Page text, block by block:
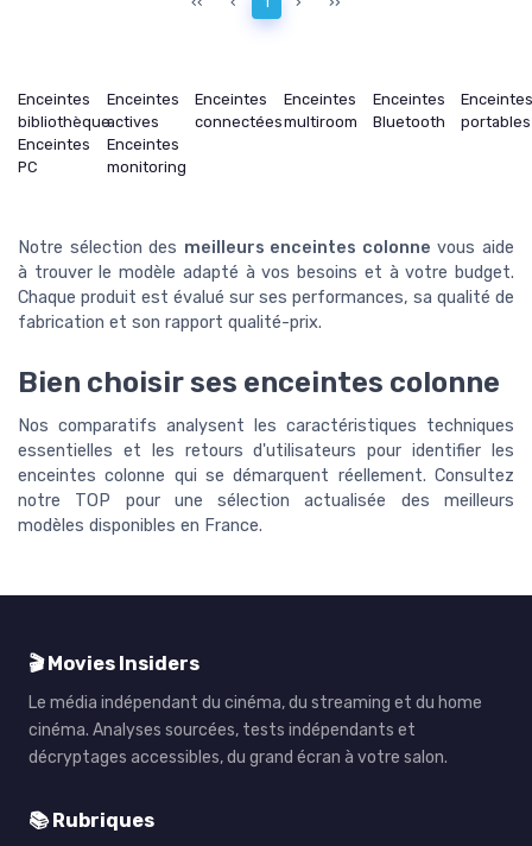
Enceintes
bibliothèque
Enceintes
actives
Enceintes
connectées
Enceintes
multiroom
Enceintes
Bluetooth
portables
Enceintes
PC
Enceintes
monitoring
Notre sélection des meilleurs enceintes colonne vous aide
à trouver le modèle adapté à vos besoins et à votre budget.
Chaque produit est évalué sur ses performances, sa qualité de
fabrication et son rapport qualité-prix.
Bien choisir ses enceintes colonne
Nos comparatifs analysent les caractéristiques techniques
essentielles et les retours d'utilisateurs pour identifier les
enceintes colonne qui se démarquent réellement. Consultez
notre TOP pour une sélection actualisée des meilleurs
modèles disponibles en France.
🎬 Movies Insiders
Le média indépendant du cinéma, du streaming et du home
cinéma. Analyses sourcées, tests indépendants et
décryptages accessibles, du grand écran à votre salon.
📚 Rubriques